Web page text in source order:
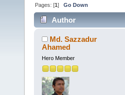
Pages: [1]Go Down
Author
Md. Sazzadur
Ahamed
Hero Member